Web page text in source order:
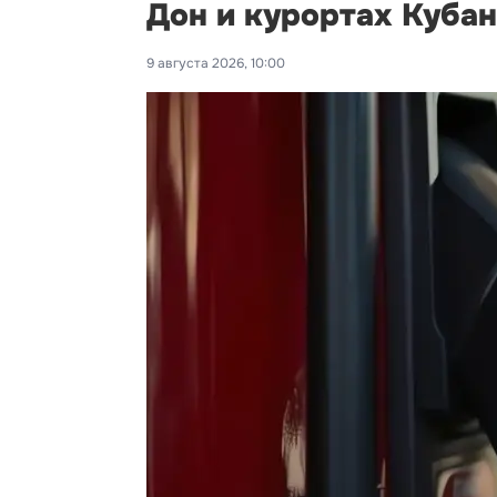
Дон и курортах
9 августа 2026, 10:00